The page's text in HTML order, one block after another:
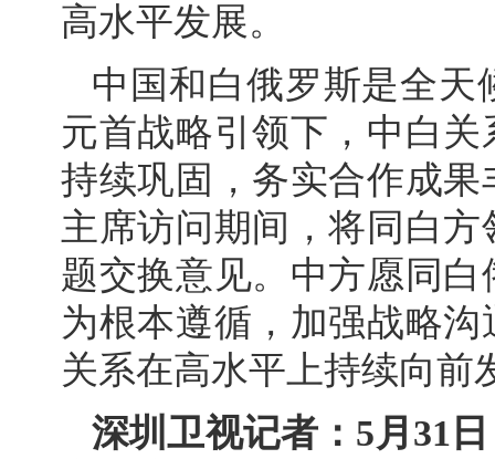
高水平发展。
中国和白俄罗斯是全
元首战略引领下，中白
持续巩固，务实合作成
主席访问期间，将同白
题交换意见。中方愿同
为根本遵循，加强战略
关系在高水平上持续向前
深圳卫视记者：5月31